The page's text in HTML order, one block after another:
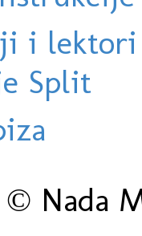
i
Split
Nada